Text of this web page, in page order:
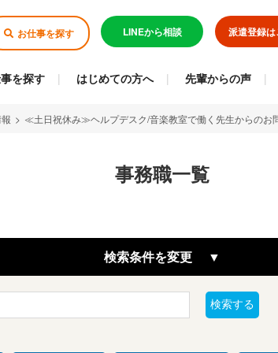
お仕事を探す LINEから相談 派遣登録は
を探す はじめての方へ 先輩からの声
> ≪土日祝休み≫ヘルプデスク/音楽教室で働く先生からのお
事務職一覧
検索条件を変更
検索する